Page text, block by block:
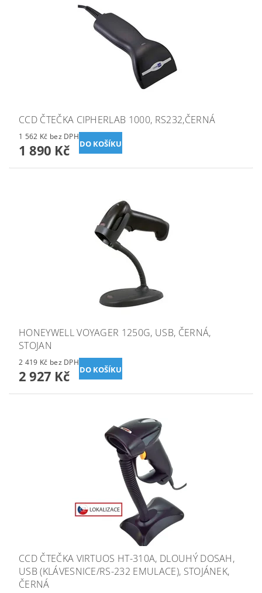
CCD ČTEČKA CIPHERLAB 1000, RS232,ČERNÁ
1 562 Kč bez DPH
1 890 Kč
HONEYWELL VOYAGER 1250G, USB, ČERNÁ,
STOJAN
2 419 Kč bez DPH
2 927 Kč
CCD ČTEČKA VIRTUOS HT-310A, DLOUHÝ DOSAH,
USB (KLÁVESNICE/RS-232 EMULACE), STOJÁNEK,
ČERNÁ